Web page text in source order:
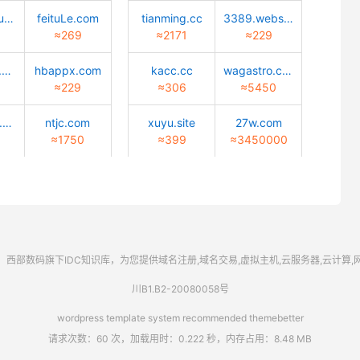
zmdmuseum.com
feituLe.com
≈269
winesman.net
hbappx.com
≈229
meibiaosz.com
ntjc.com
≈1750
tianming.cc
≈2171
3389.website
≈229
kacc.cc
≈306
wagastro.com
≈5450
xuyu.site
≈399
27w.com
≈3450000
西部数码旗下IDC知识库，为您提供域名注册,域名交易,虚拟主机,云服务器,云计算,
川B1.B2-20080058号
wordpress template system recommended themebetter
请求次数：60 次，加载用时：0.222 秒，内存占用：8.48 MB